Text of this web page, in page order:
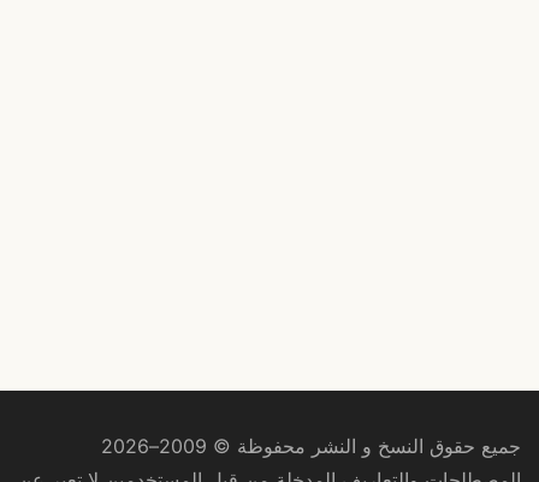
جميع حقوق النسخ و النشر محفوظة © 2009–2026